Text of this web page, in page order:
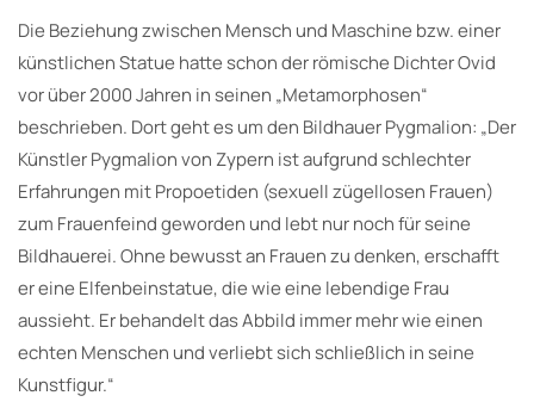
Die Beziehung zwischen Mensch und Maschine bzw. einer
künstlichen Statue hatte schon der römische Dichter Ovid
vor über 2000 Jahren in seinen „Metamorphosen“
beschrieben. Dort geht es um den Bildhauer Pygmalion: „Der
Künstler Pygmalion von Zypern ist aufgrund schlechter
Erfahrungen mit Propoetiden (sexuell zügellosen Frauen)
zum Frauenfeind geworden und lebt nur noch für seine
Bildhauerei. Ohne bewusst an Frauen zu denken, erschafft
er eine Elfenbeinstatue, die wie eine lebendige Frau
aussieht. Er behandelt das Abbild immer mehr wie einen
echten Menschen und verliebt sich schließlich in seine
Kunstfigur.“